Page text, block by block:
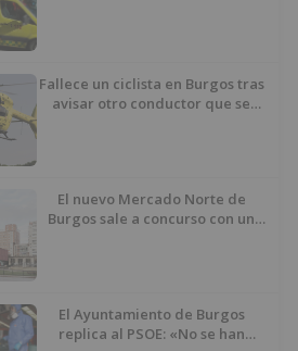
Fallece un ciclista en Burgos tras
avisar otro conductor que se
El nuevo Mercado Norte de
Burgos sale a concurso con un
El Ayuntamiento de Burgos
replica al PSOE: «No se han